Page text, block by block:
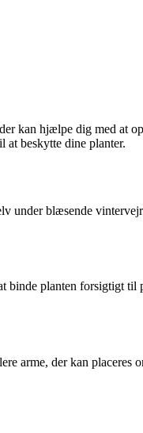
kan hjælpe dig med at
at beskytte dine planter.
under blæsende
binde planten forsigtigt til
arme, der kan placeres